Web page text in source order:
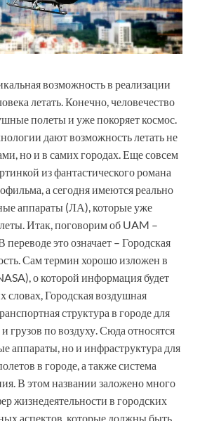
возможность в реализации
летать. Конечно, человечество
полеты и уже покоряет космос.
дают возможность летать не
но и в самих городах. Еще совсем
из фантастического романа
а сегодня имеются реально
аппараты (ЛА), которые уже
Итак, поговорим об UAM –
это означает – Городская
Сам термин хорошо изложен в
о которой информация будет
словах, Городская воздушная
структура в городе для
грузов по воздуху. Сюда относятся
аппараты, но и инфраструктура для
в городе, а также система
В этом названии заложено много
жизнедеятельности в городских
аспектов, которые должны быть